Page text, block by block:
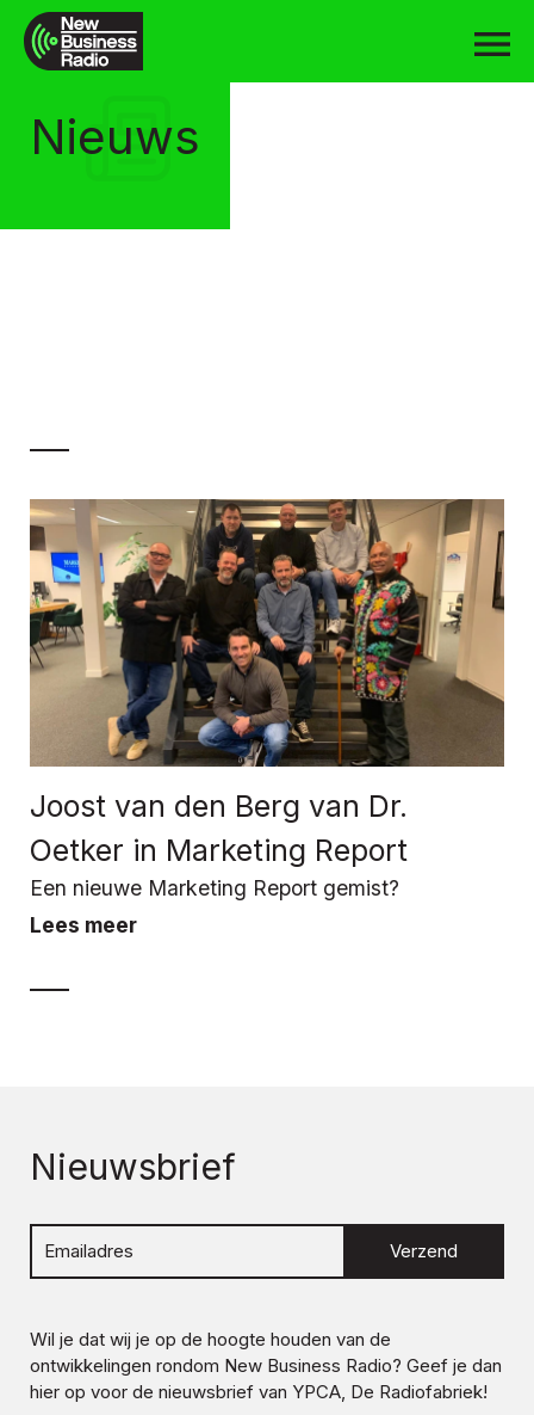
Nieuws
Joost van den Berg van Dr.
Oetker in Marketing Report
Een nieuwe Marketing Report gemist?
Lees meer
Nieuwsbrief
Verzend
Wil je dat wij je op de hoogte houden van de
ontwikkelingen rondom New Business Radio? Geef je dan
hier op voor de nieuwsbrief van YPCA, De Radiofabriek!